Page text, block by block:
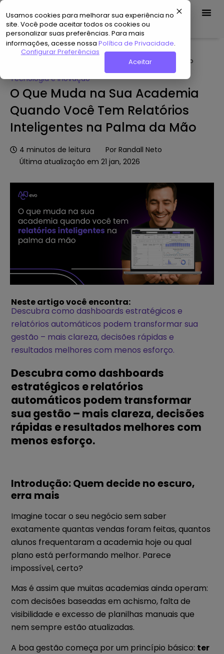
Usamos cookies para melhorar sua experiência no
site. Você pode aceitar todos os cookies ou
personalizar suas preferências. Para mais
informações, acesse nossa Política de Privacidade.
Configurar Preferências
Aceitar
Demo Grátis
Home»Hub de Conteúdo»O Que Muda na Sua Academia
Quando Você Tem Relatórios Inteligentes na Palma da Mão
Tecnologia e Inovação
O Que Muda na Sua Academia
Quando Você Tem Relatórios
Inteligentes na Palma da Mão
4 minutos de leitura Por Randall Neto
Última atualização em 21 jan, 2026
Neste artigo você encontra:
Descubra como dashboards estratégicos e
relatórios automáticos podem transformar sua
gestão – mais clareza, decisões rápidas e
resultados melhores com menos esforço.
Descubra como dashboards
estratégicos e relatórios
automáticos podem transformar
sua gestão – mais clareza, decisões
rápidas e resultados melhores com
menos esforço.
Introdução: Quem decide no escuro,
erra mais
Imagine tocar o seu negócio sem saber
exatamente quantas vendas foram feitas, quantos
alunos frequentaram a academia hoje ou qual
plano está performando melhor. Parece
impossível, certo?
Mas é assim que muitas academias ainda operam:
com decisões baseadas em achismo, falta de
visibilidade e excesso de planilhas manuais que
nem sempre estão atualizadas.
A boa gestão começa por um princípio básico: ter